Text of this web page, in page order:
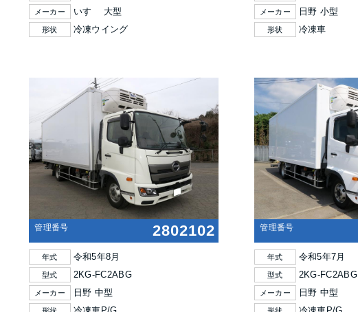
メーカー いすゞ 大型
形状 冷凍ウイング
メーカー 日野 小型
形状 冷凍車
管理番号 2802102
年式 令和5年8月
型式 2KG-FC2ABG
メーカー 日野 中型
管理番号
年式 令和5年7月
型式 2KG-FC2ABG
メーカー 日野 中型